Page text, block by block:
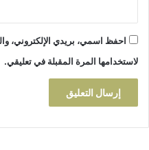
احفظ اسمي، بريدي الإلكتروني،
لاستخدامها المرة المقبلة في تعليقي.